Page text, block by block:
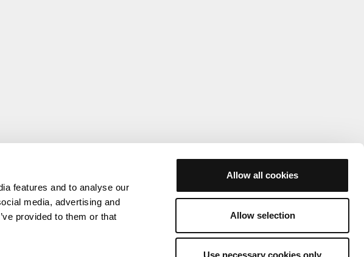
features and to analyse our
media, advertising and
provided to them or that
Allow all cookies
Allow selection
Use necessary cookies only